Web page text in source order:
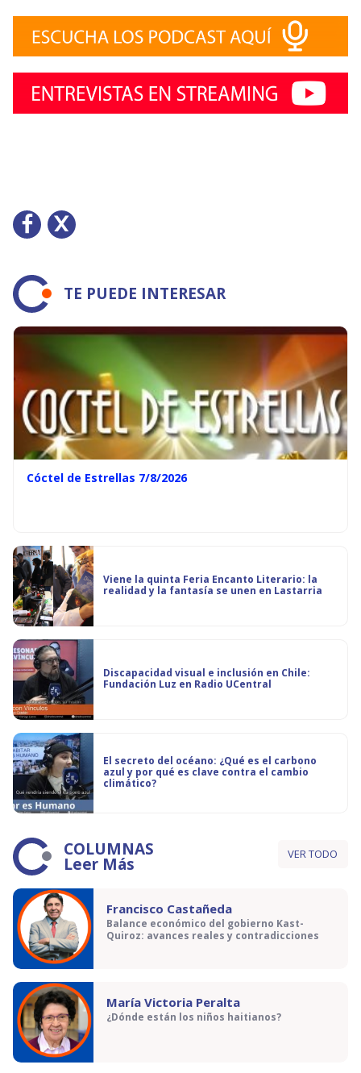
TE PUEDE INTERESAR
Cóctel de Estrellas 7/8/2026
Viene la quinta Feria Encanto Literario: la
realidad y la fantasía se unen en Lastarria
Discapacidad visual e inclusión en Chile:
Fundación Luz en Radio UCentral
El secreto del océano: ¿Qué es el carbono
azul y por qué es clave contra el cambio
climático?
COLUMNAS
Leer Más VER TODO
Francisco Castañeda
Balance económico del gobierno Kast-
Quiroz: avances reales y contradicciones
María Victoria Peralta
¿Dónde están los niños haitianos?